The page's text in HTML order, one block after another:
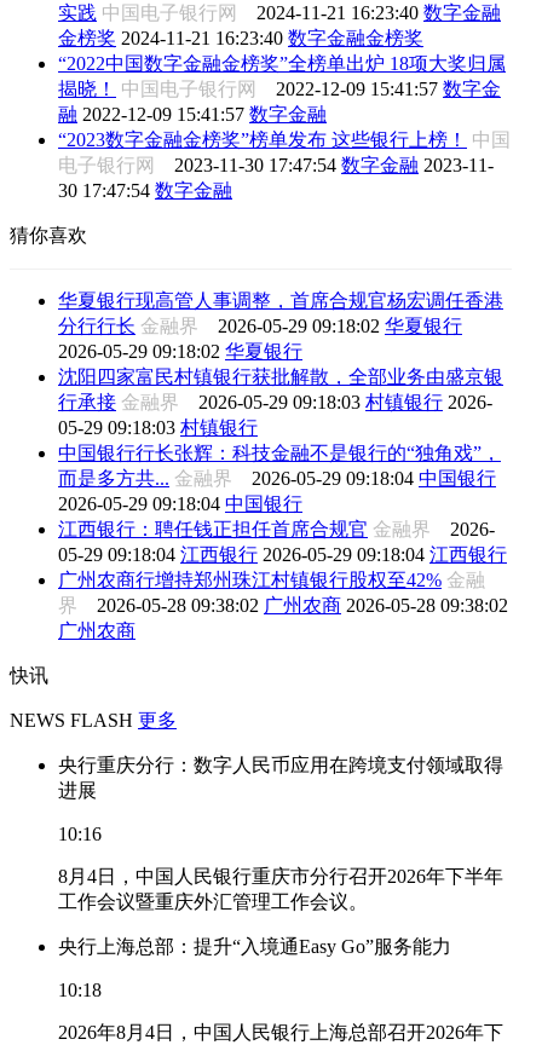
实践 中国电子银行网 2024-11-21 16:23:40 数字金融
金榜奖 2024-11-21 16:23:40 数字金融金榜奖
“2022中国数字金融金榜奖”全榜单出炉 18项大奖归属
揭晓！
中国电子银行网 2022-12-09 15:41:57 数字金
融 2022-12-09 15:41:57 数字金融
“2023数字金融金榜奖”榜单发布 这些银行上榜！
中国
电子银行网 2023-11-30 17:47:54 数字金融 2023-11-
30 17:47:54 数字金融
猜你喜欢
华夏银行现高管人事调整，首席合规官杨宏调任香港
分行行长 金融界 2026-05-29 09:18:02 华夏银行
2026-05-29 09:18:02 华夏银行
沈阳四家富民村镇银行获批解散，全部业务由盛京银
行承接 金融界 2026-05-29 09:18:03 村镇银行 2026-
05-29 09:18:03 村镇银行
中国银行行长张辉：科技金融不是银行的“独角戏”，
而是多方共... 金融界 2026-05-29 09:18:04 中国银行
2026-05-29 09:18:04 中国银行
江西银行：聘任钱正担任首席合规官 金融界 2026-
05-29 09:18:04 江西银行 2026-05-29 09:18:04 江西银行
广州农商行增持郑州珠江村镇银行股权至42% 金融
界 2026-05-28 09:38:02 广州农商 2026-05-28 09:38:02
广州农商
快讯
NEWS FLASH 更多
央行重庆分行：数字人民币应用在跨境支付领域取得
进展
10:16
8月4日，中国人民银行重庆市分行召开2026年下半年
工作会议暨重庆外汇管理工作会议。
央行上海总部：提升“入境通Easy Go”服务能力
10:18
2026年8月4日，中国人民银行上海总部召开2026年下